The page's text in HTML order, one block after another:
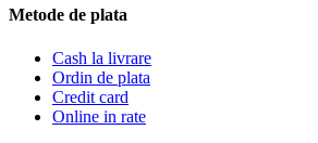
Metode de plata
Cash la livrare
Ordin de plata
Credit card
Online in rate